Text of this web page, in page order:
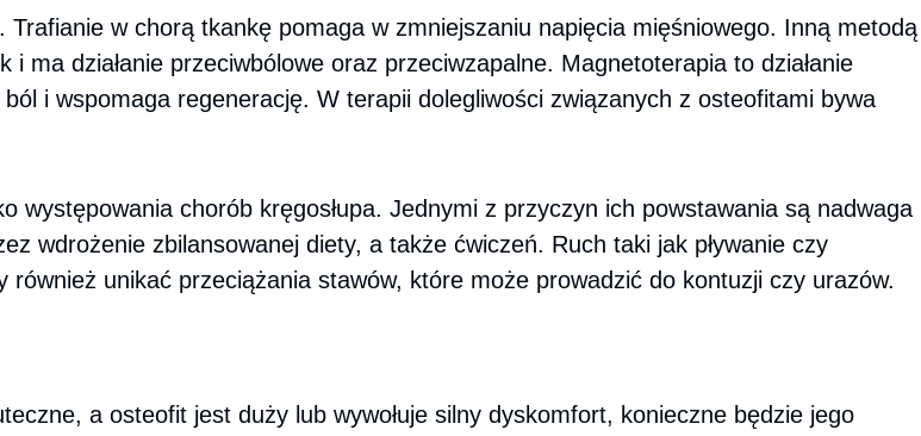
w chorą tkankę pomaga w zmniejszaniu napięcia mięśniowego. Inną metodą
ma działanie przeciwbólowe oraz przeciwzapalne. Magnetoterapia to działanie
i wspomaga regenerację. W terapii dolegliwości związanych z osteofitami bywa
występowania chorób kręgosłupa. Jednymi z przyczyn ich powstawania są nadwaga
wdrożenie zbilansowanej diety, a także ćwiczeń. Ruch taki jak pływanie czy
unikać przeciążania stawów, które może prowadzić do kontuzji czy urazów.
a osteofit jest duży lub wywołuje silny dyskomfort, konieczne będzie jego